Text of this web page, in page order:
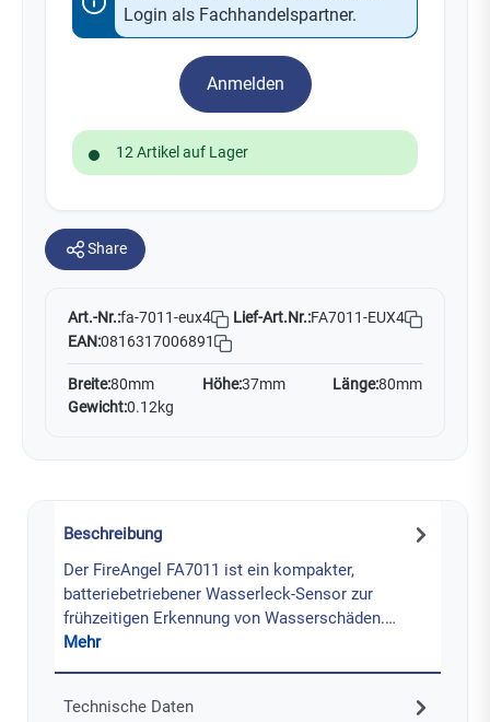
Login als Fachhandelspartner.
Anmelden
12 Artikel auf Lager
Share
Art.-Nr.:fa-7011-eux4 Lief-Art.Nr.:FA7011-EUX4
EAN:0816317006891
Breite:80mm Höhe:37mm Länge:80mm
Gewicht:0.12kg
Beschreibung
Der FireAngel FA7011 ist ein kompakter,
batteriebetriebener Wasserleck-Sensor zur
frühzeitigen Erkennung von Wasserschäden.…
Mehr
Technische Daten